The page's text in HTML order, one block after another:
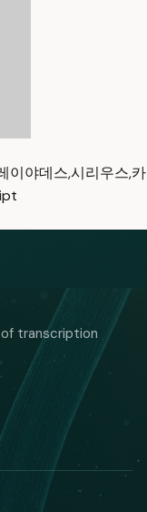
이야데스,시리우스,카
transcription